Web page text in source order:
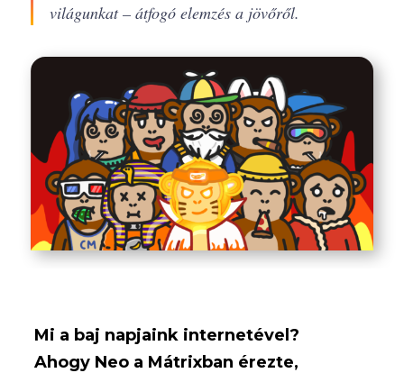
világunkat – átfogó elemzés a jövőről.
Mi a baj napjaink internetével?
Ahogy Neo a Mátrixban érezte,